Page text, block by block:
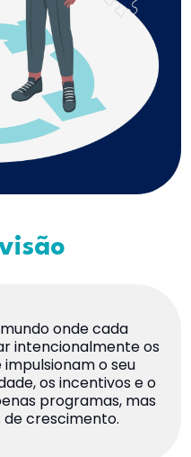
onde cada
intencionalmente os
o seu
os incentivos e o
programas, mas
crescimento.